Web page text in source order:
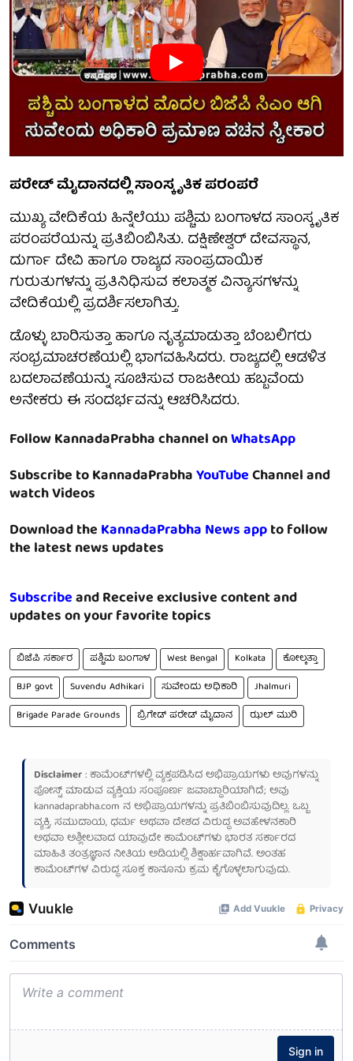
ಪರೇಡ್ ಮೈದಾನದಲ್ಲಿ ಸಾಂಸ್ಕೃತಿಕ ಪರಂಪರೆ
ಮುಖ್ಯ ವೇದಿಕೆಯ ಹಿನ್ನೆಲೆಯು ಪಶ್ಚಿಮ ಬಂಗಾಳದ ಸಾಂಸ್ಕೃತಿಕ
ಪರಂಪರೆಯನ್ನು ಪ್ರತಿಬಿಂಬಿಸಿತು. ದಕ್ಷಿಣೇಶ್ವರ್ ದೇವಸ್ಥಾನ,
ದುರ್ಗಾ ದೇವಿ ಹಾಗೂ ರಾಜ್ಯದ ಸಾಂಪ್ರದಾಯಿಕ
ಗುರುತುಗಳನ್ನು ಪ್ರತಿನಿಧಿಸುವ ಕಲಾತ್ಮಕ ವಿನ್ಯಾಸಗಳನ್ನು
ವೇದಿಕೆಯಲ್ಲಿ ಪ್ರದರ್ಶಿಸಲಾಗಿತ್ತು.
ಡೊಳ್ಳು ಬಾರಿಸುತ್ತಾ ಹಾಗೂ ನೃತ್ಯಮಾಡುತ್ತಾ ಬೆಂಬಲಿಗರು
ಸಂಭ್ರಮಾಚರಣೆಯಲ್ಲಿ ಭಾಗವಹಿಸಿದರು. ರಾಜ್ಯದಲ್ಲಿ ಆಡಳಿತ
ಬದಲಾವಣೆಯನ್ನು ಸೂಚಿಸುವ ರಾಜಕೀಯ ಹಬ್ಬವೆಂದು
ಅನೇಕರು ಈ ಸಂದರ್ಭವನ್ನು ಆಚರಿಸಿದರು.
Follow KannadaPrabha channel onWhatsApp
Subscribe to KannadaPrabhaYouTubeChannel and
watch Videos
Download theKannadaPrabha News appto follow
the latest news updates
Subscribeand Receive exclusive content and
updates on your favorite topics
ಬಿಜೆಪಿ ಸರ್ಕಾರ ಪಶ್ಚಿಮ ಬಂಗಾಳ West Bengal Kolkata
ಕೋಲ್ಕತ್ತಾ
BJP govt
Suvendu Adhikari ಸುವೇಂದು ಅಧಿಕಾರಿ
Jhalmuri
Brigade Parade Grounds
ಬ್ರಿಗೇಡ್ ಪರೇಡ್ ಮೈದಾನ ಝಲ್ ಮುರಿ
Disclaimer: ಕಾಮೆಂಟ್‌ಗಳಲ್ಲಿ ವ್ಯಕ್ತಪಡಿಸಿದ ಅಭಿಪ್ರಾಯಗಳು ಅವುಗಳನ್ನು
ಪೋಸ್ಟ್ ಮಾಡುವ ವ್ಯಕ್ತಿಯ ಸಂಪೂರ್ಣ ಜವಾಬ್ದಾರಿಯಾಗಿದೆ; ಅವು
kannadaprabha.com ನ ಅಭಿಪ್ರಾಯಗಳನ್ನು ಪ್ರತಿಬಿಂಬಿಸುವುದಿಲ್ಲ. ಒಬ್ಬ
ವ್ಯಕ್ತಿ, ಸಮುದಾಯ, ಧರ್ಮ ಅಥವಾ ದೇಶದ ವಿರುದ್ಧ ಅವಹೇಳನಕಾರಿ
ಅಥವಾ ಅಶ್ಲೀಲವಾದ ಯಾವುದೇ ಕಾಮೆಂಟ್‌ಗಳು ಭಾರತ ಸರ್ಕಾರದ
ಮಾಹಿತಿ ತಂತ್ರಜ್ಞಾನ ನೀತಿಯ ಅಡಿಯಲ್ಲಿ ಶಿಕ್ಷಾರ್ಹವಾಗಿವೆ. ಅಂತಹ
ಕಾಮೆಂಟ್‌ಗಳ ವಿರುದ್ಧ ಸೂಕ್ತ ಕಾನೂನು ಕ್ರಮ ಕೈಗೊಳ್ಳಲಾಗುವುದು.